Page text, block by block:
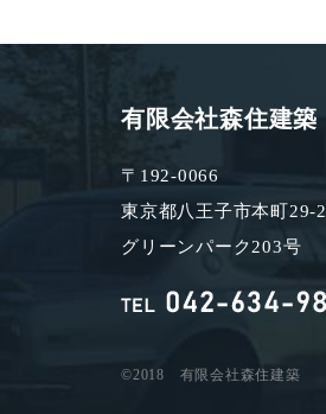
有限会社森住建築
〒192-0066
東京都八王子市本町29-2
グリーンパーク203号
©2018 有限会社森住建築